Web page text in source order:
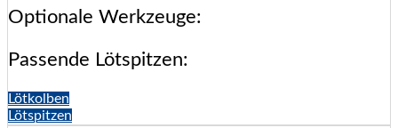
Optionale Werkzeuge:
Passende Lötspitzen:
Lötkolben
Lötspitzen